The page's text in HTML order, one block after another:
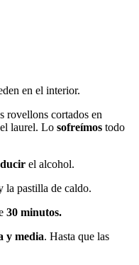
en el interior.
rovellons cortados en
laurel. Lo sofreímos todo
el alcohol.
la pastilla de caldo.
30 minutos.
y media. Hasta que las